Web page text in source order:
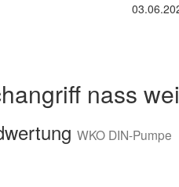
nass
WKO DIN-Pumpe